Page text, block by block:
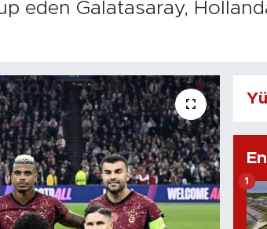
eden Galatasaray,
1